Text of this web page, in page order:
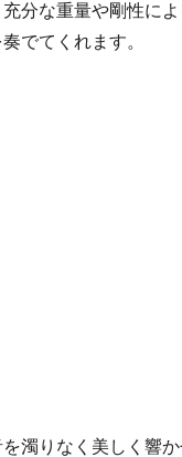
分な重量や剛性に
でてくれます。
濁りなく美しく響